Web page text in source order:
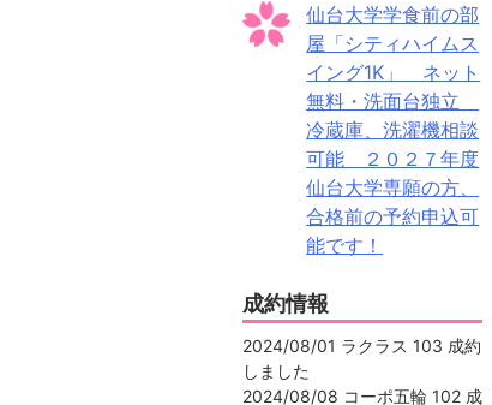
仙台大学学食前の部
屋「シティハイムス
イング1K」 ネット
無料・洗面台独立
冷蔵庫、洗濯機相談
可能 ２０２７年度
仙台大学専願の方、
合格前の予約申込可
能です！
成約情報
2024/08/01 ラクラス 103 成約
しました
2024/08/08 コーポ五輪 102 成